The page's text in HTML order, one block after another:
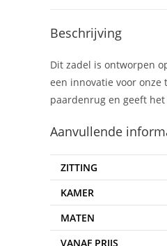
Beschrijving
Dit zadel is ontworpen
een innovatie voor onze
paardenrug en geeft
Aanvullende
ZITTING
KAMER
MATEN
VANAF PRIJS